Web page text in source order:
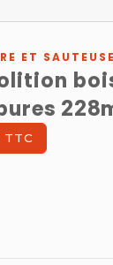
ET SAUTEUSE
TTC